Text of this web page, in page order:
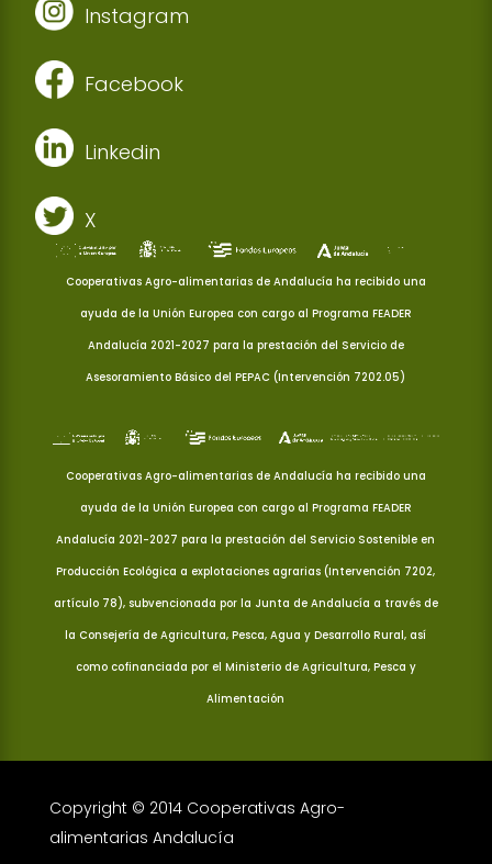
Instagram
Facebook
Linkedin
X
Cooperativas Agro-alimentarias de Andalucía ha recibido una
ayuda de la Unión Europea con cargo al Programa FEADER
Andalucía 2021-2027 para la prestación del Servicio de
Asesoramiento Básico del PEPAC (Intervención 7202.05)
Cooperativas Agro-alimentarias de Andalucía ha recibido una
ayuda de la Unión Europea con cargo al Programa FEADER
Andalucía 2021-2027 para la prestación del Servicio Sostenible en
Producción Ecológica a explotaciones agrarias (Intervención 7202,
artículo 78), subvencionada por la Junta de Andalucía a través de
la Consejería de Agricultura, Pesca, Agua y Desarrollo Rural, así
como cofinanciada por el Ministerio de Agricultura, Pesca y
Alimentación
Copyright © 2014 Cooperativas Agro-
alimentarias Andalucía